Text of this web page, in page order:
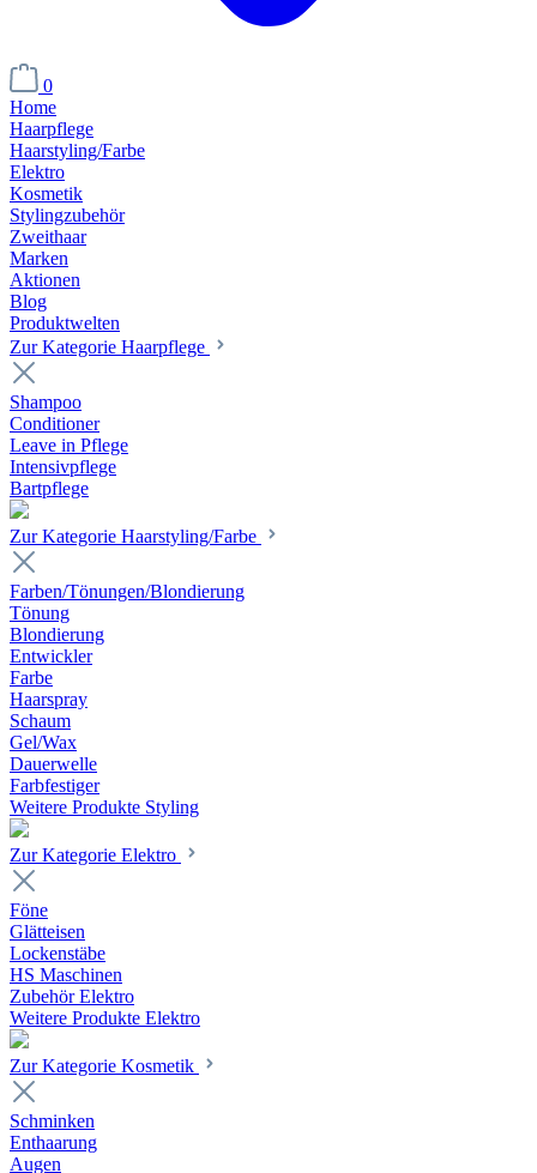
0
Home
Haarpflege
Haarstyling/Farbe
Elektro
Kosmetik
Stylingzubehör
Zweithaar
Marken
Aktionen
Blog
Produktwelten
Zur Kategorie Haarpflege
Shampoo
Conditioner
Leave in Pflege
Intensivpflege
Bartpflege
Zur Kategorie Haarstyling/Farbe
Farben/Tönungen/Blondierung
Tönung
Blondierung
Entwickler
Farbe
Haarspray
Schaum
Gel/Wax
Dauerwelle
Farbfestiger
Weitere Produkte Styling
Zur Kategorie Elektro
Föne
Glätteisen
Lockenstäbe
HS Maschinen
Zubehör Elektro
Weitere Produkte Elektro
Zur Kategorie Kosmetik
Schminken
Enthaarung
Augen